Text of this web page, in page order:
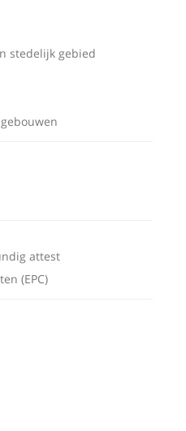
stedelijk gebied
attest
(EPC)